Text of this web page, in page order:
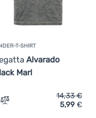
Alvarado Wood
T-SHIRT
Alvarado
Marl
Zum Vergleich 'Kinder-T-
14,33€
5,99 €